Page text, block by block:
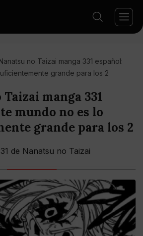
no Taizai manga 331 español:
grande para los 2
manga 331
mundo no es lo
grande para los 2
de Nanatsu no Taizai